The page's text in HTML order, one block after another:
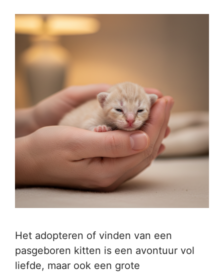
Het adopteren of vinden van een
pasgeboren kitten is een avontuur vol
liefde, maar ook een grote